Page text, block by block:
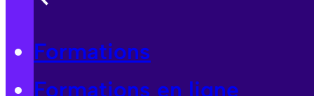
Formations
Formations en ligne